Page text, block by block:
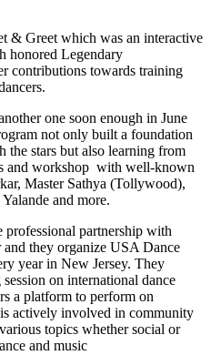
& Greet which was an interactive
honored Legendary
contributions towards training
one soon enough in June
not only built a foundation
stars but also learning from
and workshop with well-known
Master Sathya (Tollywood),
and more.
professional partnership with
they organize USA Dance
year in New Jersey. They
on international dance
a platform to perform on
actively involved in community
topics whether social or
and music